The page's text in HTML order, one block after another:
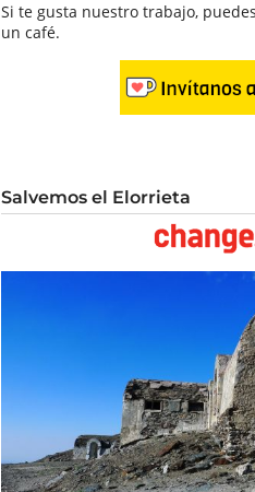
Si te gusta nuestro trabajo,
un café.
Salvemos el Elorrieta